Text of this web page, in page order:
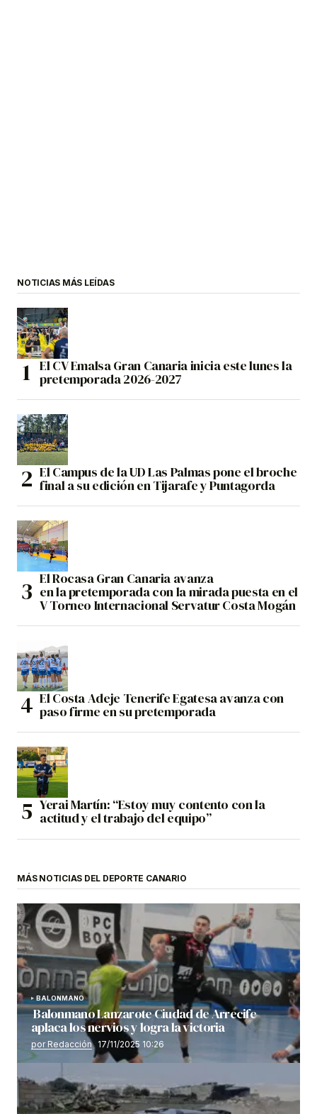
NOTICIAS MÁS LEÍDAS
El CV Emalsa Gran Canaria inicia este lunes la
pretemporada 2026-2027
El Campus de la UD Las Palmas pone el broche
final a su edición en Tijarafe y Puntagorda
El Rocasa Gran Canaria avanza
en la pretemporada con la mirada puesta en el
V Torneo Internacional Servatur Costa Mogán
El Costa Adeje Tenerife Egatesa avanza con
paso firme en su pretemporada
Yerai Martín: “Estoy muy contento con la
actitud y el trabajo del equipo”
MÁS NOTICIAS DEL DEPORTE CANARIO
BALONMANO
Balonmano Lanzarote Ciudad de Arrecife
aplaca los nervios y logra la victoria
por Redacción 17/11/2025 10:26